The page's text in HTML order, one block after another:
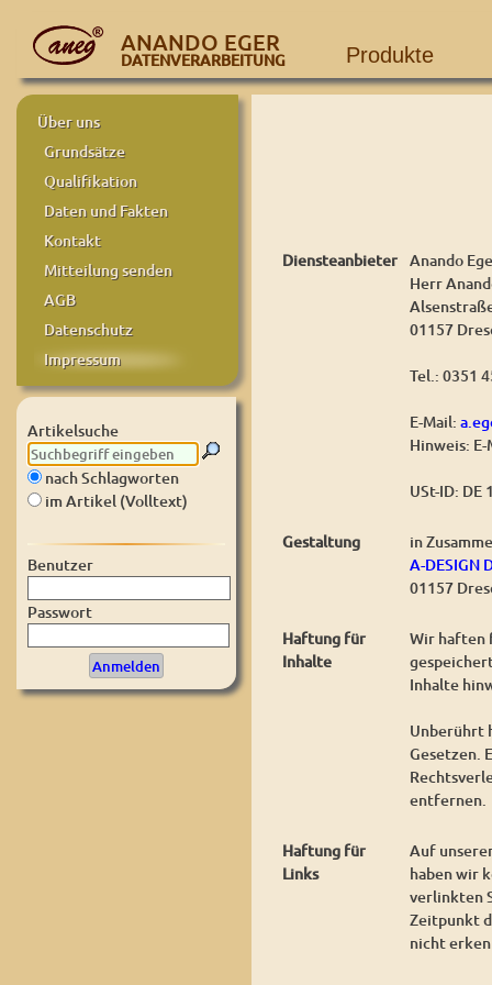
ANANDO EGER
DATENVERARBEITUNG Produkte
Über uns
Grundsätze
Qualifikation
Daten und Fakten
Kontakt
Mitteilung senden
AGB
Datenschutz
Impressum
Artikelsuche
nach Schlagworten
im Artikel (Volltext)
Benutzer
Passwort
Diensteanbieter Anando
Herr
01157
Tel.: 0351
E-Mail:
Hinweis:
USt-ID: DE
Gestaltung
in
A-DESIGN
01157
Haftung für
Inhalte
Wir haften
Inhalte
Unberührt
Gesetzen.
entfernen.
Haftung für
Links
Auf
haben wir
verlinkten
Zeitpunkt
nicht